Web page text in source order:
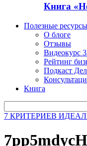
Книга
Полезные ресурсы
О блоге
Отзывы
Видеокурс
Рейтинг
Подкаст
Книга
7 КРИТЕРИЕВ